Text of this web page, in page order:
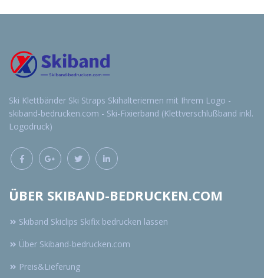
Ski Klettbänder Ski Straps Skihalteriemen mit Ihrem Logo -
skiband-bedrucken.com - Ski-Fixierband (Klettverschlußband inkl.
Logodruck)
ÜBER SKIBAND-BEDRUCKEN.COM
Skiband Skiclips Skifix bedrucken lassen
Über Skiband-bedrucken.com
Preis&Lieferung